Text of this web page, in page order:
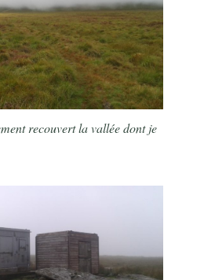
recouvert la vallée dont je